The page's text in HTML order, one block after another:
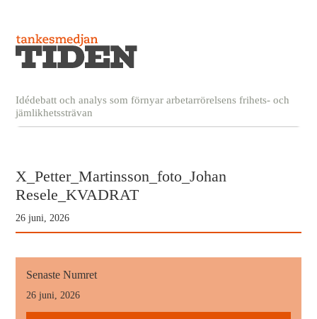
Idédebatt och analys som förnyar arbetarrörelsens frihets- och
jämlikhetssträvan
X_Petter_Martinsson_foto_Johan
Resele_KVADRAT
26 juni, 2026
Senaste Numret
26 juni, 2026